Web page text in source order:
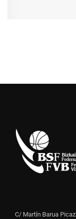
C/ Martín Barua